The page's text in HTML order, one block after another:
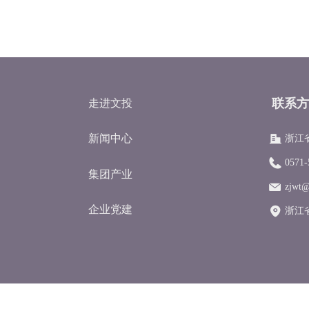
走进文投
新闻中心
集团产业
企业党建
浙江
浙江
联系